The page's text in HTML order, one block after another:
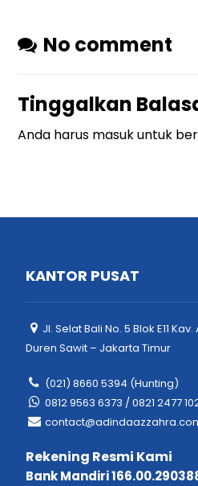
No comment
Tinggalkan
Anda harus masukuntuk
KANTOR PUSAT
Jl. Selat Bali No. 5 Blok E11 Kav.
Duren Sawit – Jakarta Timur
(021) 8660 5394 (Hunting)
0812 9563 6373 / 0821 2477
Rekening Resmi Kami
Bank Mandiri